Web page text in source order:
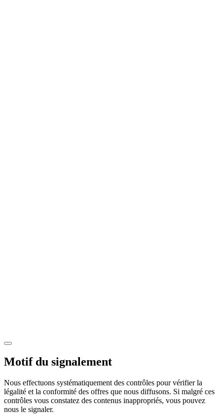
Motif du signalement
Nous effectuons systématiquement des contrôles pour vérifier la
légalité et la conformité des offres que nous diffusons. Si malgré ces
contrôles vous constatez des contenus inappropriés, vous pouvez
nous le signaler.